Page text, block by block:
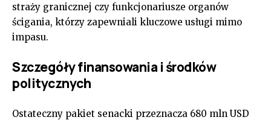
straży granicznej czy funkcjonariusze organów
ścigania, którzy zapewniali kluczowe usługi mimo
impasu.
Szczegóły finansowania i środków
politycznych
Ostateczny pakiet senacki przeznacza 680 mln USD